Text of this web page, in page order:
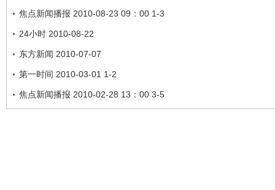
焦点新闻播报 2010-08-23 09：00 1-3
24小时 2010-08-22
东方新闻 2010-07-07
第一时间 2010-03-01 1-2
焦点新闻播报 2010-02-28 13：00 3-5